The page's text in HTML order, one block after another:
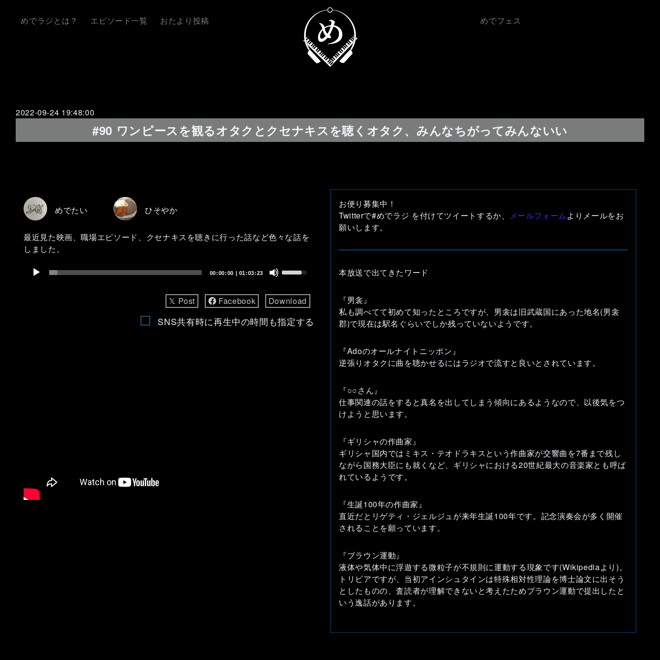
めでラジとは？ エピソード一覧 おたより投稿 めでフェス
2022-09-24 19:48:00
#90 ワンピースを観るオタクとクセナキスを聴くオタク、みんなちがってみんないい
めでたい ひそやか
最近見た映画、職場エピソード、クセナキスを聴きに行った話など色々な話を
しました。
Audio
Player
00:00:00 | 01:03:23
keys
increase
𝕏 Post Facebook Download
SNS共有時に再生中の時間も指定する
お便り募集中！
Twitterで#めでラジ を付けてツイートするか、
メールフォームよりメールをお
願いします。
本放送で出てきたワード
『男衾』
私も調べてて初めて知ったところですが、男衾は旧武蔵国にあった地名(男衾
郡)で現在は駅名ぐらいでしか残っていないようです。
『Adoのオールナイトニッポン』
逆張りオタクに曲を聴かせるにはラジオで流すと良いとされています。
『○○さん』
仕事関連の話をすると真名を出してしまう傾向にあるようなので、以後気をつ
けようと思います。
『ギリシャの作曲家』
ギリシャ国内ではミキス・テオドラキスという作曲家が交響曲を7番まで残し
ながら国務大臣にも就くなど、ギリシャにおける20世紀最大の音楽家とも呼ば
れているようです。
『生誕100年の作曲家』
直近だとリゲティ・ジェルジュが来年生誕100年です。記念演奏会が多く開催
されることを願っています。
『ブラウン運動』
液体や気体中に浮遊する微粒子が不規則に運動する現象です(Wikipediaより)。
トリビアですが、当初アインシュタインは特殊相対性理論を博士論文に出そう
としたものの、査読者が理解できないと考えたためブラウン運動で提出したと
いう逸話があります。